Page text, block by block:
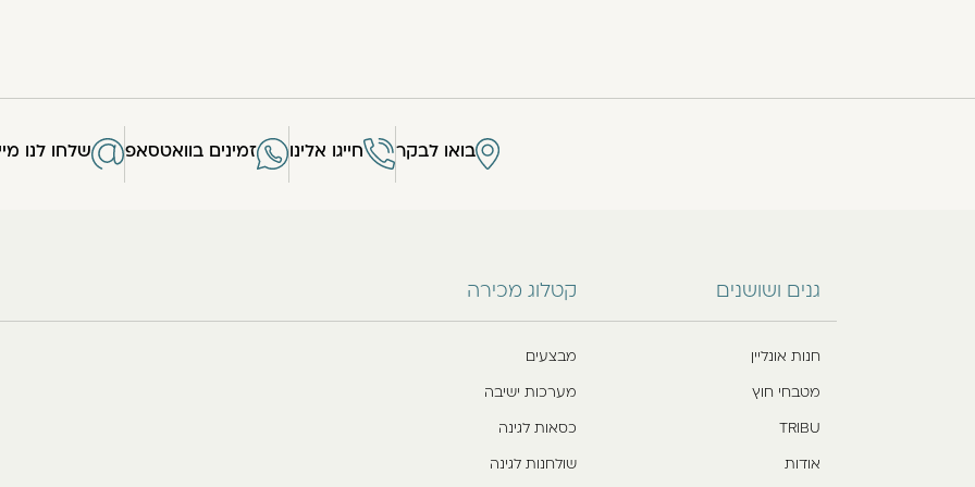
גנים ושושנים
חנות אונליין
מטבחי חוץ
TRIBU
אודות
קטלוג מכירה
מבצעים
מערכות ישיבה
כסאות לגינה
שולחנות לגינה
בואו לבקר חייגו אלינו זמינים בוואטסאפ שלחו לנו